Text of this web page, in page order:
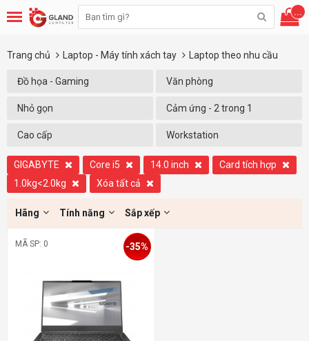
...
Trang chủ Laptop - Máy tính xách tay Laptop theo nhu cầu
Đồ họa - Gaming Văn phòng
Nhỏ gọn Cảm ứng - 2 trong 1
Cao cấp Workstation
GIGABYTE Core i5 14.0 inch
Card tích hợp
1.0kg<2.0kg
Xóa tất cả
Hãng Tính năng Sắp xếp
MÃ SP: 0 -35%